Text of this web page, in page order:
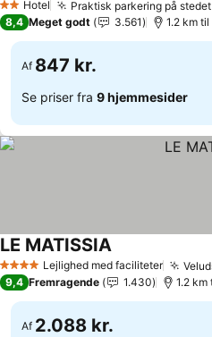
2 Stjerner
Hotel Praktisk parkering på stedet
8,4 Meget godt 3.561 1.2 km
Af 847 kr.
Se priser fra 9 hjemmesider
4 StjernerLejlighed med faciliteter
LE MATISSIASe priser
9,4 Fremragende 1.430 1.2 km
Af 2.088 kr.